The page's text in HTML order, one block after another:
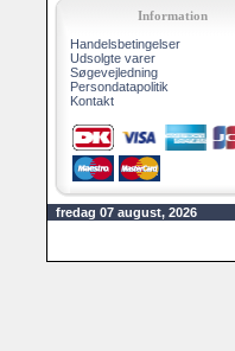
Information
Handelsbetingelser
Udsolgte varer
Søgevejledning
Persondatapolitik
Kontakt
fredag 07 august, 2026